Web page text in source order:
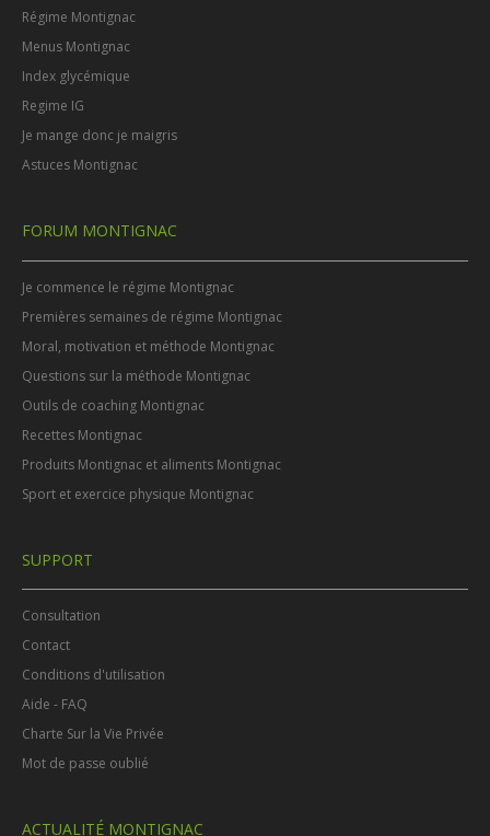
Régime Montignac
Menus Montignac
Index glycémique
Regime IG
Je mange donc je maigris
Astuces Montignac
FORUM MONTIGNAC
Je commence le régime Montignac
Premières semaines de régime Montignac
Moral, motivation et méthode Montignac
Questions sur la méthode Montignac
Outils de coaching Montignac
Recettes Montignac
Produits Montignac et aliments Montignac
Sport et exercice physique Montignac
SUPPORT
Consultation
Contact
Conditions d'utilisation
Aide - FAQ
Charte Sur la Vie Privée
Mot de passe oublié
ACTUALITÉ MONTIGNAC